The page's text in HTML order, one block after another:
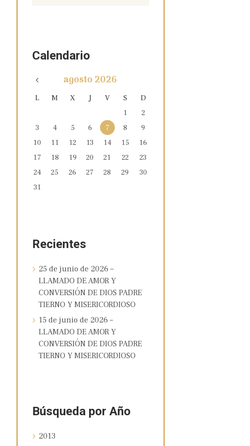
Calendario
agosto 2026
L M X J V S
D
1
2
3
4 5 6 7 8
9
10
11 12 13 14 15
16
17
18 19 20 21 22
23
24
25 26 27 28 29
30
31
Recientes
25 de junio de 2026 –
LLAMADO DE AMOR Y
CONVERSIÓN DE DIOS PADRE
TIERNO Y MISERICORDIOSO
15 de junio de 2026 –
LLAMADO DE AMOR Y
CONVERSIÓN DE DIOS PADRE
TIERNO Y MISERICORDIOSO
Búsqueda por Año
2013